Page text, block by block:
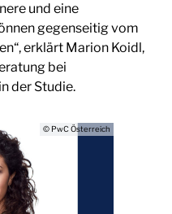
und eine
gegenseitig vom
erklärt Marion Koidl,
bei
der Studie.
© PwC Österreich